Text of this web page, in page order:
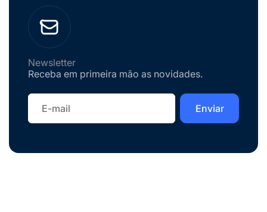
Newsletter
Receba em primeira mão as novidades.